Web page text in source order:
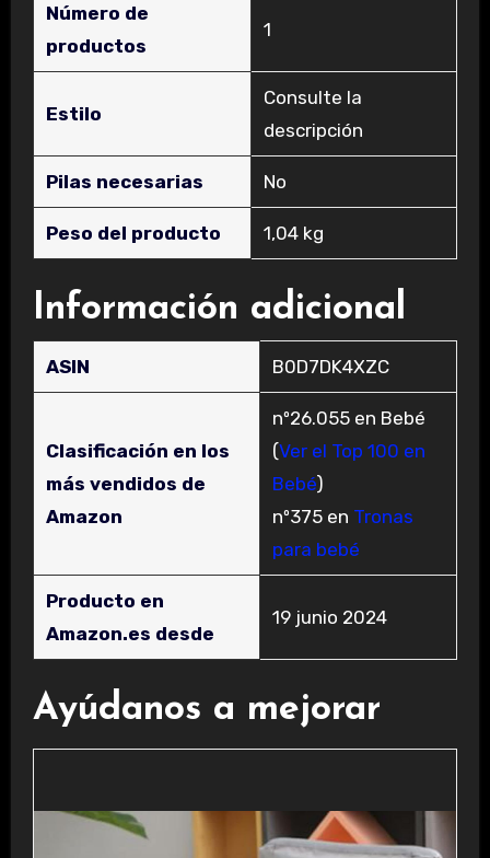
Número de
productos
‎1
Estilo
‎Consulte la
descripción
Pilas necesarias ‎No
Peso del producto ‎1,04 kg
Información adicional
ASIN B0D7DK4XZC
Clasificación en los
más vendidos de
Amazon
nº26.055 en Bebé
(Ver el Top 100 en
Bebé)
nº375 en Tronas
para bebé
Producto en
Amazon.es desde
19 junio 2024
Ayúdanos a mejorar